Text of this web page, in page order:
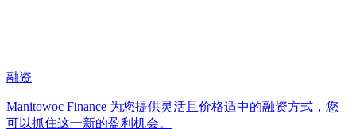
融资
Manitowoc Finance 为您提供灵活且价格适中的融资方式，您
可以抓住这一新的盈利机会。